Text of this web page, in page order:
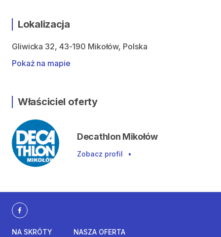
Lokalizacja
Gliwicka 32, 43-190 Mikołów, Polska
Pokaż na mapie
Właściciel oferty
Decathlon Mikołów
Zobacz profil •
NA SKRÓTY
NASZA OFERTA